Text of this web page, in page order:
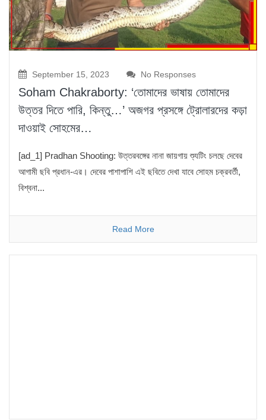
September 15, 2023 No Responses
Soham Chakraborty: ‘তোমাদের ভাষায় তোমাদের
উত্তর দিতে পারি, কিন্তু…’ অজগর প্রসঙ্গে ট্রোলারদের কড়া
দাওয়াই সোহমের…
[ad_1] Pradhan Shooting: উত্তরবঙ্গের নানা জায়গায় শ্যুটিং চলছে দেবের
আগামী ছবি প্রধান-এর। দেবের পাশাপাশি এই ছবিতে দেখা যাবে সোহম চক্রবর্তী,
বিশ্বনা...
Read More